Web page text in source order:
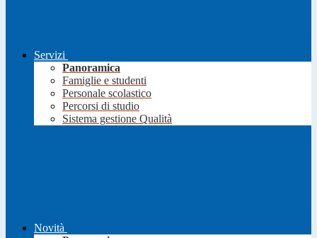
Servizi
Panoramica
Famiglie e studenti
Personale scolastico
Percorsi di studio
Sistema gestione Qualità
Novità